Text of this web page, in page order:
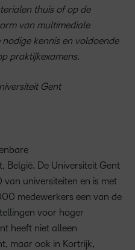
thuis of op de
van multimediale
kennis en voldoende
praktijkexamens.
Gent
België. De Universiteit Gent
universiteiten en is met
medewerkers een van de
voor hoger
heeft niet alleen
maar ook in Kortrijk,